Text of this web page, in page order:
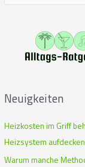
a
c
h
Neuigkeiten
Heizkosten im Griff
Heizsystem aufdecken
Warum manche